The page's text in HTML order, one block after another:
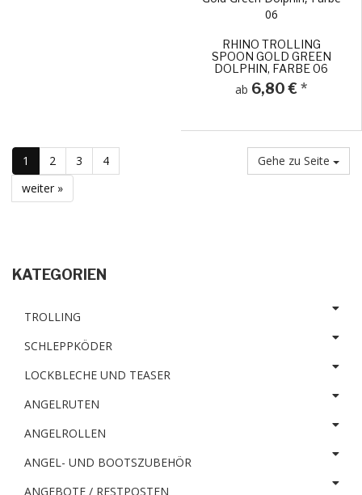
RHINO TROLLING
SPOON GOLD GREEN
DOLPHIN, FARBE 06
ab 6,80 €*
1 2 3
4
weiter »
Gehe zu Seite
KATEGORIEN
TROLLING
SCHLEPPKÖDER
LOCKBLECHE UND TEASER
ANGELRUTEN
ANGELROLLEN
ANGEL- UND BOOTSZUBEHÖR
ANGEBOTE / RESTPOSTEN